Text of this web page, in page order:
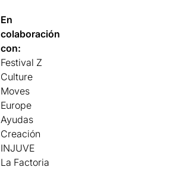
En
colaboración
con:
Festival Z
Culture
Moves
Europe
Ayudas
Creación
INJUVE
La Factoria